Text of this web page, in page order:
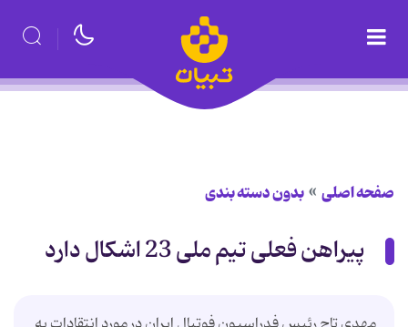
صفحه اصلی بدون دسته بندی
پیراهن فعلی تیم ملی 23 اشکال دارد